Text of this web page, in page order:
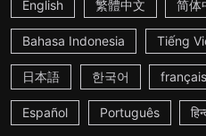
English
繁體中文 简体
Bahasa Indonesia Tiếng
日本語 한국어 français
Español Português